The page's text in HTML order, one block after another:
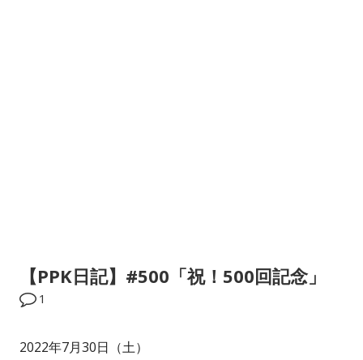
【PPK日記】#500「祝！500回記念」
1
2022年7月30日（土）